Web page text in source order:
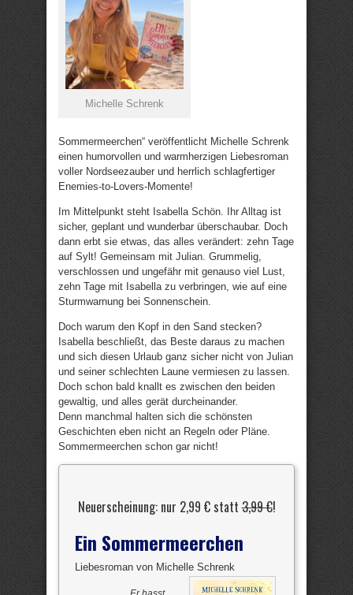
Michelle Schrenk
Sommermeerchen“ veröffentlicht Michelle Schrenk
einen humorvollen und warmherzigen Liebesroman
voller Nordseezauber und herrlich schlagfertiger
Enemies-to-Lovers-Momente!
Im Mittelpunkt steht Isabella Schön. Ihr Alltag ist
sicher, geplant und wunderbar überschaubar. Doch
dann erbt sie etwas, das alles verändert: zehn Tage
auf Sylt! Gemeinsam mit Julian. Grummelig,
verschlossen und ungefähr mit genauso viel Lust,
zehn Tage mit Isabella zu verbringen, wie auf eine
Sturmwarnung bei Sonnenschein.
Doch warum den Kopf in den Sand stecken?
Isabella beschließt, das Beste daraus zu machen
und sich diesen Urlaub ganz sicher nicht von Julian
und seiner schlechten Laune vermiesen zu lassen.
Doch schon bald knallt es zwischen den beiden
gewaltig, und alles gerät durcheinander.
Denn manchmal halten sich die schönsten
Geschichten eben nicht an Regeln oder Pläne.
Sommermeerchen schon gar nicht!
Neuerscheinung: nur 2,99 € statt3,99 €!
Ein Sommermeerchen
Liebesroman von Michelle Schrenk